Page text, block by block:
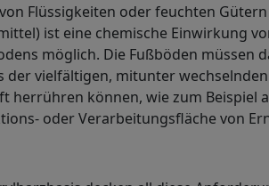
Flüssigkeiten oder feuchten
ist eine chemische Einwirkung
möglich. Die Fußböden müssen
der vielfältigen, mitunter
herrühren können, wie zum Beispiel
oder Verarbeitungsfläche von